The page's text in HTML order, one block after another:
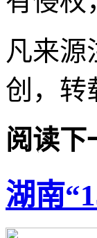
凡来源
创，转
阅读下
湖南